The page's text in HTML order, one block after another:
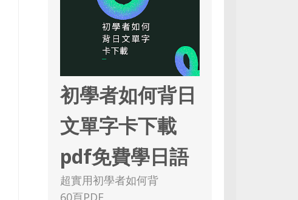
初學者如何背日
文單字卡下載
pdf免費學日語
超實用初學者如何背